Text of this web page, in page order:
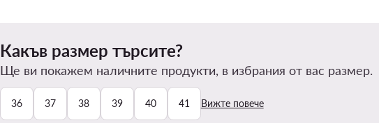
Какъв размер търсите?
Ще ви покажем наличните продукти, в избрания от вас размер.
36 37 38 39 40 41 Вижте повече